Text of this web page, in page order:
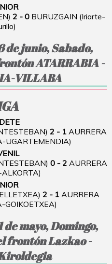
2 - 0 BURUZGAIN (Iriarte-
de junio, Sabado,
ATARRABIA -
VILLABA
2 - 1 AURRERA
UGARTEMENDIA)
0 - 2 AURRERA
2 - 1 AURRERA
GOIKOETXEA)
mayo, Domingo,
frontón Lazkao -